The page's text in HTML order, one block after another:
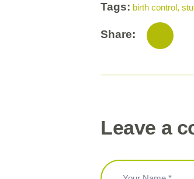
Tags: birth control,
Share:
Leave a